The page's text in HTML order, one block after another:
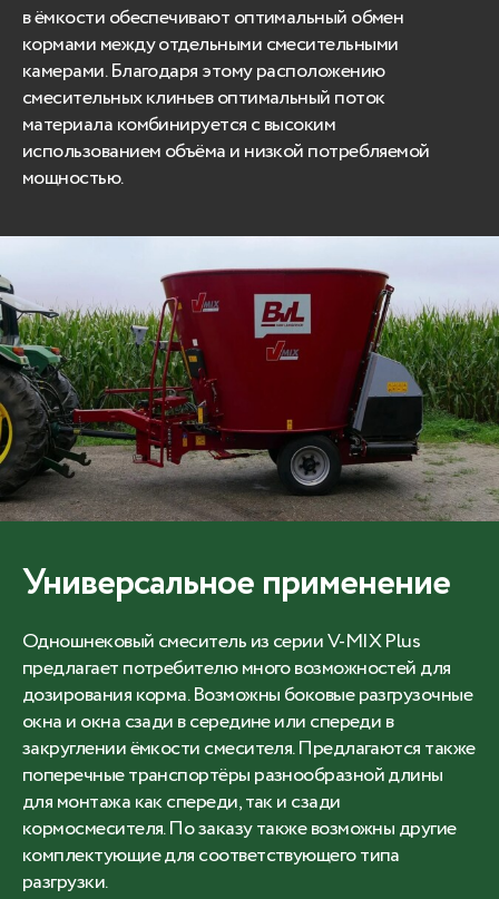
в ёмкости обеспечивают оптимальный обмен
кормами между отдельными смесительными
камерами. Благодаря этому расположению
смесительных клиньев оптимальный поток
материала комбинируется с высоким
использованием объёма и низкой потребляемой
мощностью.
Универсальное применение
Одношнековый смеситель из серии V-MIX Plus
предлагает потребителю много возможностей для
дозирования корма. Возможны боковые разгрузочные
окна и окна сзади в середине или спереди в
закруглении ёмкости смесителя. Предлагаются также
поперечные транспортёры разнообразной длины
для монтажа как спереди, так и сзади
кормосмесителя. По заказу также возможны другие
комплектующие для соответствующего типа
разгрузки.